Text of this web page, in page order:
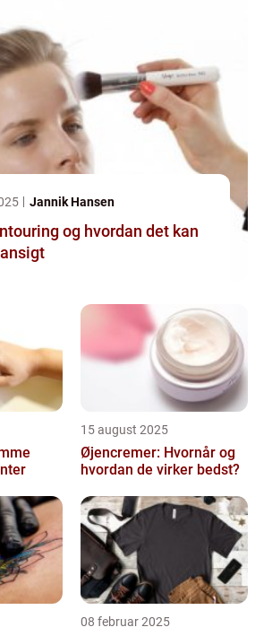
Jannik Hansen
og hvordan det kan
15 august 2025
Øjencremer: Hvornår og
hvordan de virker bedst?
08 februar 2025